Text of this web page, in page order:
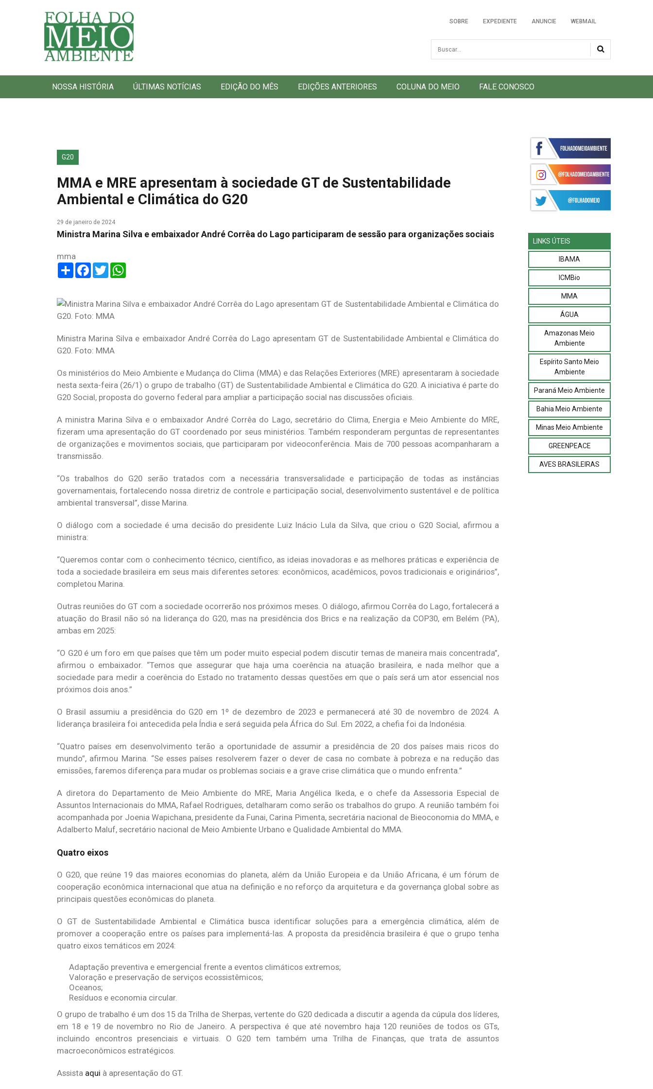
Folha do Meio Ambiente
SOBRE EXPEDIENTE ANUNCIE WEBMAIL
Busca
NOSSA HISTÓRIA ÚLTIMAS NOTÍCIAS EDIÇÃO DO MÊS EDIÇÕES ANTERIORES COLUNA DO MEIO FALE CONOSCO
G20
MMA e MRE apresentam à sociedade GT de Sustentabilidade
Ambiental e Climática do G20
29 de janeiro de 2024
Ministra Marina Silva e embaixador André Corrêa do Lago participaram de sessão para organizações sociais
mma
ShareFacebook
Twitter
Ministra Marina Silva e embaixador André Corrêa do Lago apresentam GT de Sustentabilidade Ambiental e Climática do
G20. Foto: MMA
Os ministérios do Meio Ambiente e Mudança do Clima (MMA) e das Relações Exteriores (MRE) apresentaram à sociedade
nesta sexta-feira (26/1) o grupo de trabalho (GT) de Sustentabilidade Ambiental e Climática do G20. A iniciativa é parte do
G20 Social, proposta do governo federal para ampliar a participação social nas discussões oficiais.
A ministra Marina Silva e o embaixador André Corrêa do Lago, secretário do Clima, Energia e Meio Ambiente do MRE,
fizeram uma apresentação do GT coordenado por seus ministérios. Também responderam perguntas de representantes
de organizações e movimentos sociais, que participaram por videoconferência. Mais de 700 pessoas acompanharam a
transmissão.
“Os trabalhos do G20 serão tratados com a necessária transversalidade e participação de todas as instâncias
governamentais, fortalecendo nossa diretriz de controle e participação social, desenvolvimento sustentável e de política
ambiental transversal”, disse Marina.
O diálogo com a sociedade é uma decisão do presidente Luiz Inácio Lula da Silva, que criou o G20 Social, afirmou a
ministra:
“Queremos contar com o conhecimento técnico, científico, as ideias inovadoras e as melhores práticas e experiência de
toda a sociedade brasileira em seus mais diferentes setores: econômicos, acadêmicos, povos tradicionais e originários”,
completou Marina.
Outras reuniões do GT com a sociedade ocorrerão nos próximos meses. O diálogo, afirmou Corrêa do Lago, fortalecerá a
atuação do Brasil não só na liderança do G20, mas na presidência dos Brics e na realização da COP30, em Belém (PA),
ambas em 2025:
“O G20 é um foro em que países que têm um poder muito especial podem discutir temas de maneira mais concentrada”,
afirmou o embaixador. “Temos que assegurar que haja uma coerência na atuação brasileira, e nada melhor que a
sociedade para medir a coerência do Estado no tratamento dessas questões em que o país será um ator essencial nos
próximos dois anos.”
O Brasil assumiu a presidência do G20 em 1º de dezembro de 2023 e permanecerá até 30 de novembro de 2024. A
liderança brasileira foi antecedida pela Índia e será seguida pela África do Sul. Em 2022, a chefia foi da Indonésia.
“Quatro países em desenvolvimento terão a oportunidade de assumir a presidência de 20 dos países mais ricos do
mundo”, afirmou Marina. “Se esses países resolverem fazer o dever de casa no combate à pobreza e na redução das
emissões, faremos diferença para mudar os problemas sociais e a grave crise climática que o mundo enfrenta.”
A diretora do Departamento de Meio Ambiente do MRE, Maria Angélica Ikeda, e o chefe da Assessoria Especial de
Assuntos Internacionais do MMA, Rafael Rodrigues, detalharam como serão os trabalhos do grupo. A reunião também foi
acompanhada por Joenia Wapichana, presidente da Funai, Carina Pimenta, secretária nacional de Bieoconomia do MMA, e
Adalberto Maluf, secretário nacional de Meio Ambiente Urbano e Qualidade Ambiental do MMA.
Quatro eixos
O G20, que reúne 19 das maiores economias do planeta, além da União Europeia e da União Africana, é um fórum de
cooperação econômica internacional que atua na definição e no reforço da arquitetura e da governança global sobre as
principais questões econômicas do planeta.
O GT de Sustentabilidade Ambiental e Climática busca identificar soluções para a emergência climática, além de
promover a cooperação entre os países para implementá-las. A proposta da presidência brasileira é que o grupo tenha
quatro eixos temáticos em 2024:
Adaptação preventiva e emergencial frente a eventos climáticos extremos;
Valoração e preservação de serviços ecossistêmicos;
Oceanos;
Resíduos e economia circular.
O grupo de trabalho é um dos 15 da Trilha de Sherpas, vertente do G20 dedicada a discutir a agenda da cúpula dos líderes,
em 18 e 19 de novembro no Rio de Janeiro. A perspectiva é que até novembro haja 120 reuniões de todos os GTs,
incluindo encontros presenciais e virtuais. O G20 tem também uma Trilha de Finanças, que trata de assuntos
macroeconômicos estratégicos.
Assista aqui à apresentação do GT.
LINKS ÚTEIS
IBAMA
ICMBio
MMA
ÁGUA
Amazonas Meio
Ambiente
Espírito Santo Meio
Ambiente
Paraná Meio Ambiente
Bahia Meio Ambiente
Minas Meio Ambiente
GREENPEACE
AVES BRASILEIRAS